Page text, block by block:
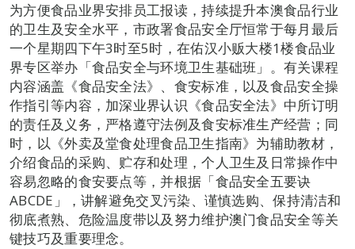
为方便食品业界安排员工报读，持续提升本澳食品行业
的卫生及安全水平，市政署食品安全厅恒常于每月最后
一个星期四下午3时至5时，在佑汉小贩大楼1楼食品业
界专区举办「食品安全与环境卫生基础班」。有关课程
内容涵盖《食品安全法》、食安标准，以及食品安全操
作指引等内容，加深业界认识《食品安全法》中所订明
的责任及义务，严格遵守法例及食安标准生产经营；同
时，以《外卖及堂食处理食品卫生指南》为辅助教材，
介绍食品的采购、贮存和处理，个人卫生及日常操作中
容易忽略的食安要点等，并根据「食品安全五要诀
ABCDE」，讲解避免交叉污染、谨慎选购、保持清洁和
彻底煮熟、危险温度带以及努力维护澳门食品安全等关
键技巧及重要理念。